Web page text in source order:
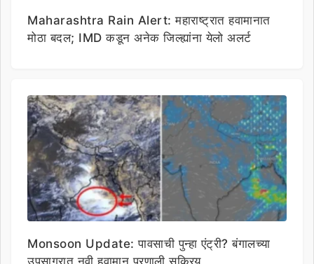
Maharashtra Rain Alert: महाराष्ट्रात हवामानात
मोठा बदल; IMD कडून अनेक जिल्ह्यांना येलो अलर्ट
Monsoon Update: पावसाची पुन्हा एंट्री? बंगालच्या
उपसागरात नवी हवामान प्रणाली सक्रिय